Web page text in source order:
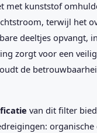
met kunststof
terwijl het
deeltjes opvangt,
zorgt voor een
de
van dit filter
organische